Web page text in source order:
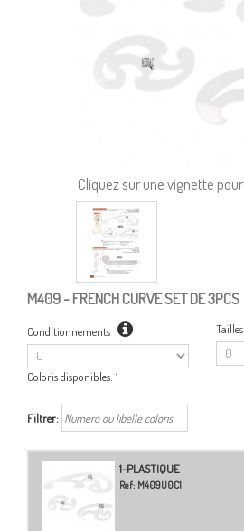
Cliquez sur une vignette
M409- FRENCH CURVE SET DE 3PCS
Conditionnements Tailles
Coloris disponibles: 1
Filtrer:
1-PLASTIQUE
Ref: M409U0C1